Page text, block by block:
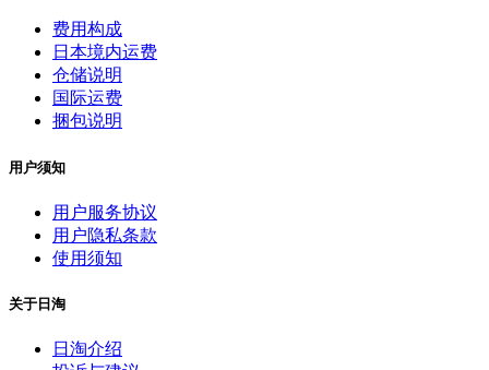
费用构成
日本境内运费
仓储说明
国际运费
捆包说明
用户须知
用户服务协议
用户隐私条款
使用须知
关于日淘
日淘介绍